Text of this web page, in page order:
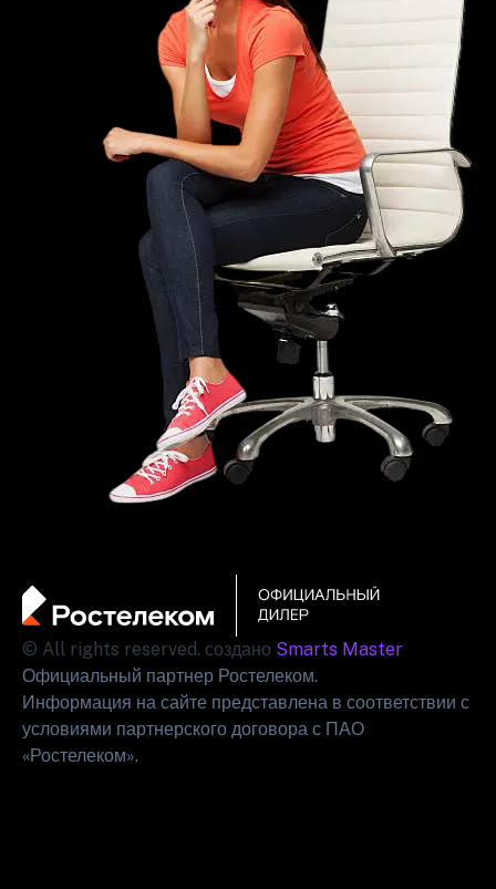
© All rights reserved. создано Smarts Master
Официальный партнер Ростелеком.
Информация на сайте представлена в соответствии с
условиями партнерского договора с ПАО
«Ростелеком».